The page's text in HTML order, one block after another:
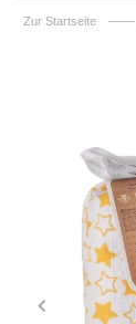
Zur Startseite ——